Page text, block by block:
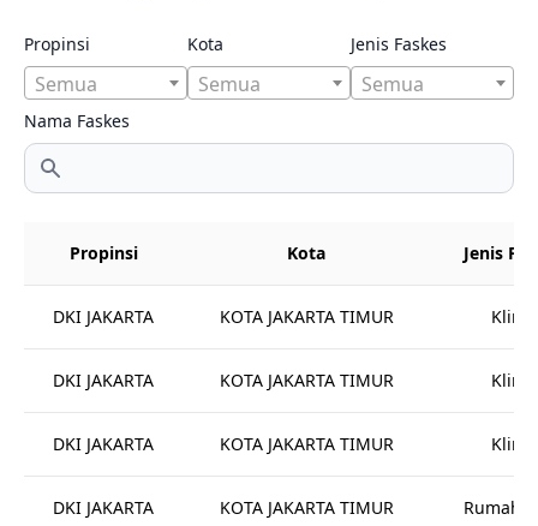
Propinsi
Semua
Kota
Semua
Jenis Faskes
Semua
Nama Faskes
Propinsi Kota Jenis
DKI JAKARTA KOTA JAKARTA TIMUR Klinik
DKI JAKARTA KOTA JAKARTA TIMUR Klinik
DKI JAKARTA KOTA JAKARTA TIMUR Klinik
DKI JAKARTA KOTA JAKARTA TIMUR Rumah